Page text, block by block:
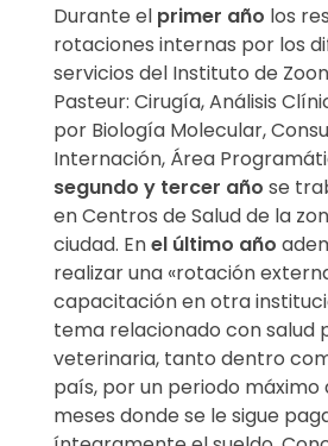
Durante el primer año los
rotaciones internas por los
servicios del Instituto de
Pasteur: Cirugía, Análisis
por Biología Molecular,
Internación, Área
segundo y tercer año se
en Centros de Salud de la
ciudad. Enel último año
realizar una «rotación
capacitación en otra
tema relacionado con salud
veterinaria, tanto dentro
país, por un periodo máximo
meses donde se le sigue